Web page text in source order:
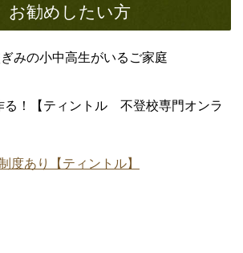
勧めしたい方
みの小中高生がいるご家庭
る！【ティントル 不登校専門オンラ
度あり【ティントル】